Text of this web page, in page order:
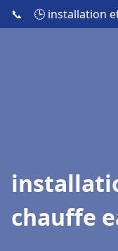
📞 🕒 installation
chauffe